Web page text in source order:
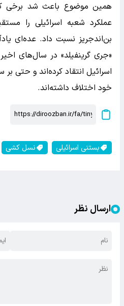
همین موضوع باعث شد برخی
عملکرد شعبه اسرائیلی را
بن‌اندجریز نسبت داد. عده‌ای
«جری گرینفیلد» در سال‌های
اسرائیل انتقاد کرده‌اند و حتی
خود اختلاف داشته‌اند.
بستنی اسرائیلی نسل کشی
ارسال نظر